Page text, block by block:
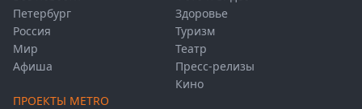
Петербург
Россия
Мир
Афиша
Здоровье
Туризм
Театр
Пресс-релизы
Кино
ПРОЕКТЫ METRO